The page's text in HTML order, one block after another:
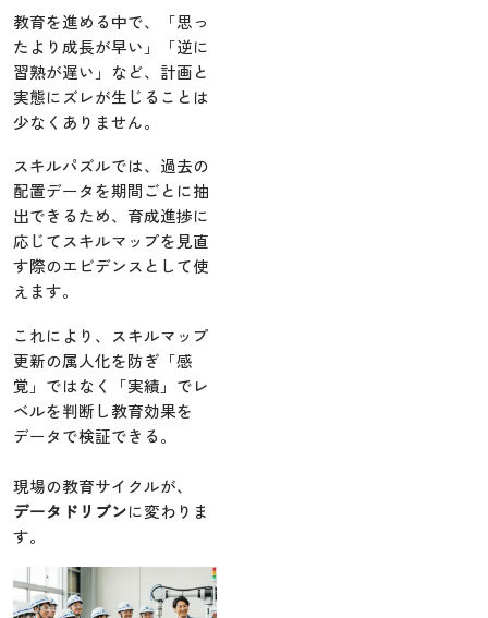
教育を進める中で、「思っ
たより成長が早い」「逆に
習熟が遅い」など、計画と
実態にズレが生じることは
少なくありません。
スキルパズルでは、過去の
配置データを期間ごとに抽
出できるため、育成進捗に
応じてスキルマップを見直
す際のエビデンスとして使
えます。
これにより、スキルマップ
更新の属人化を防ぎ「感
覚」ではなく「実績」でレ
ベルを判断し教育効果を
データで検証できる。
現場の教育サイクルが、
データドリブンに変わりま
す。